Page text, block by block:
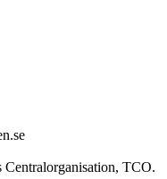
Centralorganisation, TCO.